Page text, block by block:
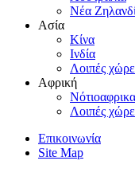
Nέα
Aσία
Kίνα
Iνδία
Λοιπές
Αφρική
Λοιπές
Επικοινωνία
Site Map